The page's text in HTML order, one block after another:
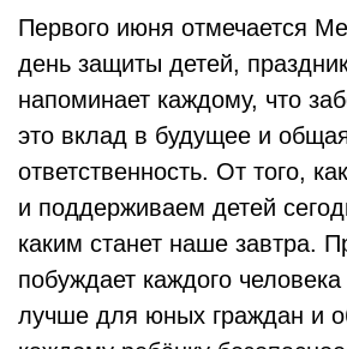
Первого июня отмечается
день защиты детей,
напоминает каждому, что
это вклад в будущее и
ответственность. От того,
и поддерживаем детей
каким станет наше завтра.
побуждает каждого
лучше для юных граждан и